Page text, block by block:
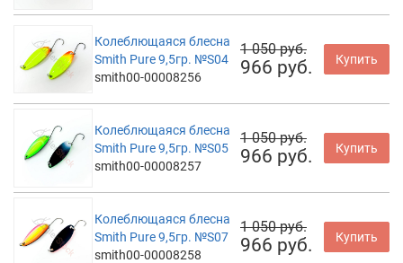
Колеблющаяся блесна
Smith Pure 9,5гр. №S04
smith00-00008256
1 050 руб.
966 руб. Купить
Колеблющаяся блесна
Smith Pure 9,5гр. №S05
smith00-00008257
1 050 руб.
966 руб. Купить
Колеблющаяся блесна
Smith Pure 9,5гр. №S07
smith00-00008258
1 050 руб.
966 руб. Купить